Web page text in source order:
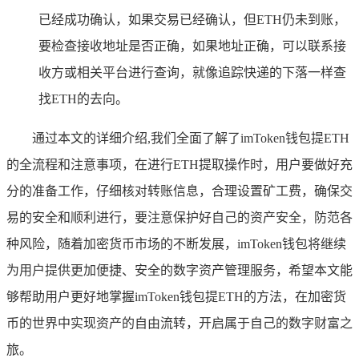
已经成功确认，如果交易已经确认，但ETH仍未到账，
要检查接收地址是否正确，如果地址正确，可以联系接
收方或相关平台进行查询，就像追踪快递的下落一样查
找ETH的去向。
通过本文的详细介绍,我们全面了解了imToken钱包提ETH
的全流程和注意事项，在进行ETH提取操作时，用户要做好充
分的准备工作，仔细核对转账信息，合理设置矿工费，确保交
易的安全和顺利进行，要注意保护好自己的资产安全，防范各
种风险，随着加密货币市场的不断发展，imToken钱包将继续
为用户提供更加便捷、安全的数字资产管理服务，希望本文能
够帮助用户更好地掌握imToken钱包提ETH的方法，在加密货
币的世界中实现资产的自由流转，开启属于自己的数字财富之
旅。